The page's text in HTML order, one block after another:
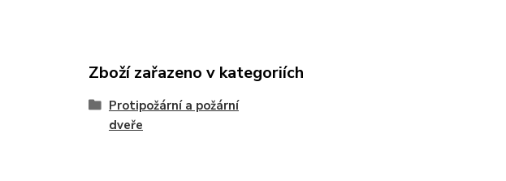
Zboží zařazeno v kategoriích
Protipožární a požární
dveře